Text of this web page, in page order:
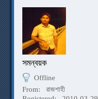
সমন্বয়ক
Offline
From:
রাজশাহী